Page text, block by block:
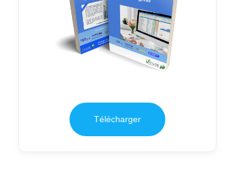
Télécharger